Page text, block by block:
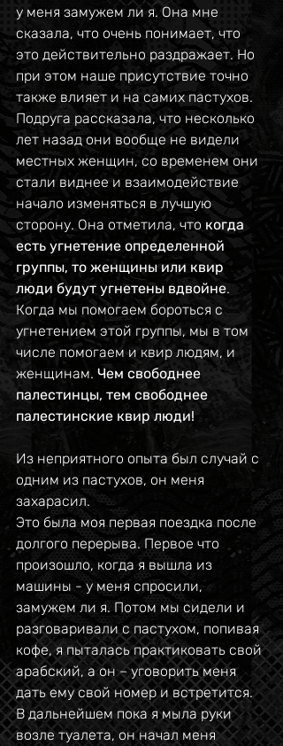
у меня замужем ли я. Она мне
сказала, что очень понимает, что
это действительно раздражает. Но
при этом наше присутствие точно
также влияет и на самих пастухов.
Подруга рассказала, что несколько
лет назад они вообще не видели
местных женщин, со временем они
стали виднее и взаимодействие
начало изменяться в лучшую
сторону. Она отметила, что когда
есть угнетение определенной
группы, то женщины или квир
люди будут угнетены вдвойне.
Когда мы помогаем бороться с
угнетением этой группы, мы в том
числе помогаем и квир людям, и
женщинам. Чем свободнее
палестинцы, тем свободнее
палестинские квир люди!
Из неприятного опыта был случай с
одним из пастухов, он меня
захарасил.
Это была моя первая поездка после
долгого перерыва. Первое что
произошло, когда я вышла из
машины - у меня спросили,
замужем ли я. Потом мы сидели и
разговаривали с пастухом, попивая
кофе, я пыталась практиковать свой
арабский, а он – уговорить меня
дать ему свой номер и встретится.
В дальнейшем пока я мыла руки
возле туалета, он начал меня